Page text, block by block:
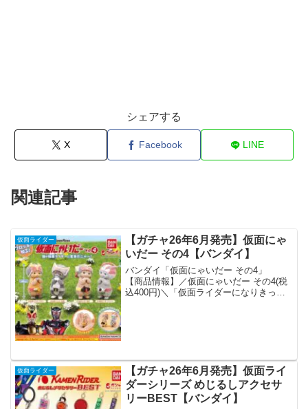
シェアする
X Facebook LINE
関連記事
仮面ライダー
【ガチャ26年6月発売】仮面にゃ
いだー その4【バンダイ】
バンダイ「仮面にゃいだー その4」
【商品情報】／仮面にゃいだー その4(税
込400円)＼「仮面ライダーになりきった
仮面ライダー
【ガチャ26年6月発売】仮面ライ
ダーシリーズ めじるしアクセサ
リーBEST【バンダイ】